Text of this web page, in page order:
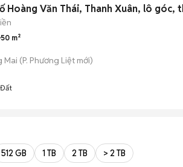
Hoàng Văn Thái, Thanh Xuân, lô góc,
50 m²
Mai (P. Phương Liệt mới)
512 GB 1 TB 2 TB > 2 TB